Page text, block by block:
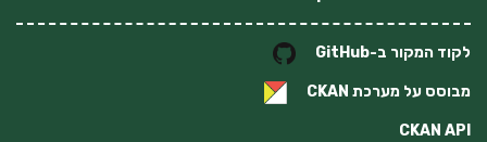
לקוד המקור ב-GitHub
מבוסס על מערכת CKAN
CKAN API